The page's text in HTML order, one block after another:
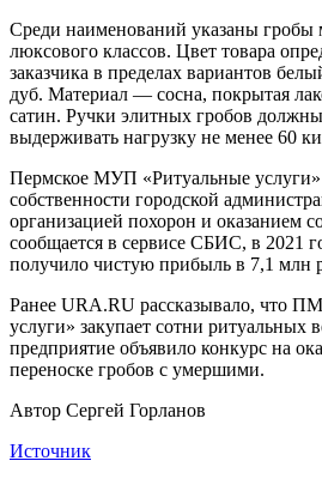
Среди наименований указаны гробы
люксового классов. Цвет товара
заказчика в пределах вариантов
дуб. Материал — сосна, покрытая
сатин. Ручки элитных гробов
выдерживать нагрузку не менее 60
Пермское МУП «Ритуальные услуги»
собственности городской
организацией похорон и оказанием
сообщается в сервисе СБИС, в 2021
получило чистую прибыль в 7,1 млн
Ранее URA.RU рассказывало, что
услуги» закупает сотни ритуальных
предприятие объявило конкурс на
переноске гробов с умершими.
Автор Сергей Горланов
Источник